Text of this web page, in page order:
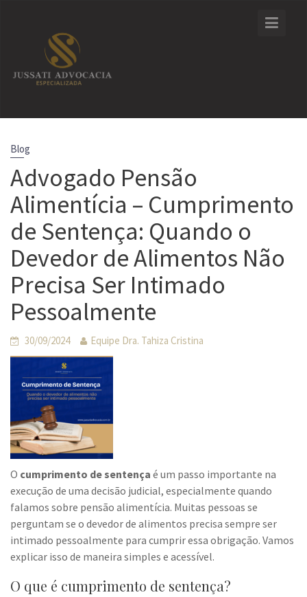
Blog
Advogado Pensão
Alimentícia – Cumprimento
de Sentença: Quando o
Devedor de Alimentos Não
Precisa Ser Intimado
Pessoalmente
30/09/2024 Equipe Dra. Tahiza Cristina
O cumprimento de sentença é um passo importante na
execução de uma decisão judicial, especialmente quando
falamos sobre pensão alimentícia. Muitas pessoas se
perguntam se o devedor de alimentos precisa sempre ser
intimado pessoalmente para cumprir essa obrigação. Vamos
explicar isso de maneira simples e acessível.
O que é cumprimento de sentença?